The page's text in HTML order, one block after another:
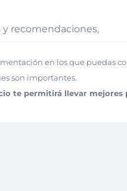
recomendaciones,
en los que puedas
son importantes.
te permitirá llevar mejores